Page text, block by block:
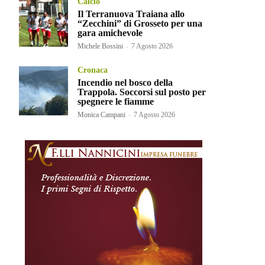
Il Terranuova Traiana allo
“Zecchini” di Grosseto per una
gara amichevole
Michele Bossini - 7 Agosto 2026
Cronaca
Incendio nel bosco della
Trappola. Soccorsi sul posto per
spegnere le fiamme
Monica Campani - 7 Agosto 2026